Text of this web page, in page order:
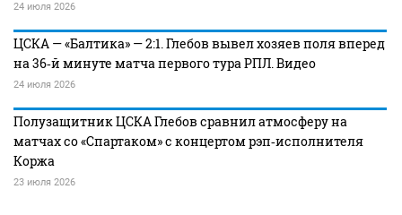
24 июля 2026
ЦСКА — «Балтика» — 2:1. Глебов вывел хозяев поля вперед
на 36‑й минуте матча первого тура РПЛ. Видео
24 июля 2026
Полузащитник ЦСКА Глебов сравнил атмосферу на
матчах со «Спартаком» с концертом рэп‑исполнителя
Коржа
23 июля 2026